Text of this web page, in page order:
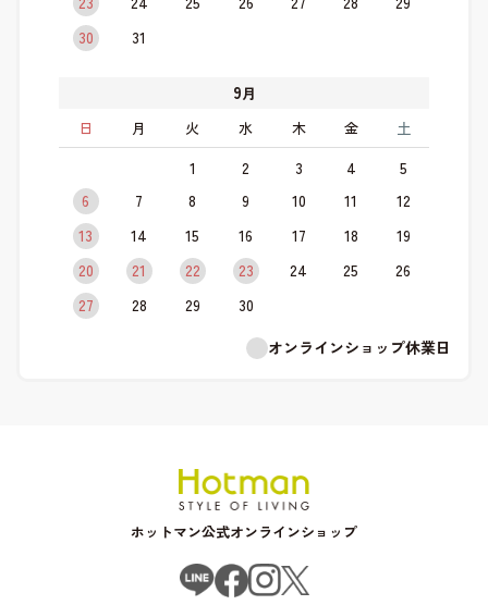
30
31
9月
日
月 火 水 木 金 土
1 2 3 4
5
6
7 8 9 10 11
12
13
14 15 16 17 18
19
20
21 22 23 24 25
26
27
28 29
30
オンラインショップ休業日
ホットマン公式オンラインショップ